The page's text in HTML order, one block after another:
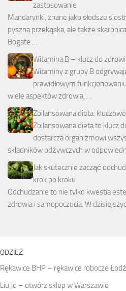
zastosowanie
Mandarynki, znane jako słodsze
pyszna przekąska, ale także
Bogate …
Witamina B – klucz do
Witaminy z grupy B
prawidłowym
wiele aspektów zdrowia, …
Zbilansowana dieta:
Zbilansowana dieta to klucz
dostarcza organizmowi
składników odżywczych w
Jak skutecznie zacząć
krok po kroku
Odchudzanie to nie tylko kwestia
zdrowia i samopoczucia. W
ODZIEŻ
Rękawice BHP – rękawice robocze Łodź
Liu Jo – otwórz sklep w Warszawie